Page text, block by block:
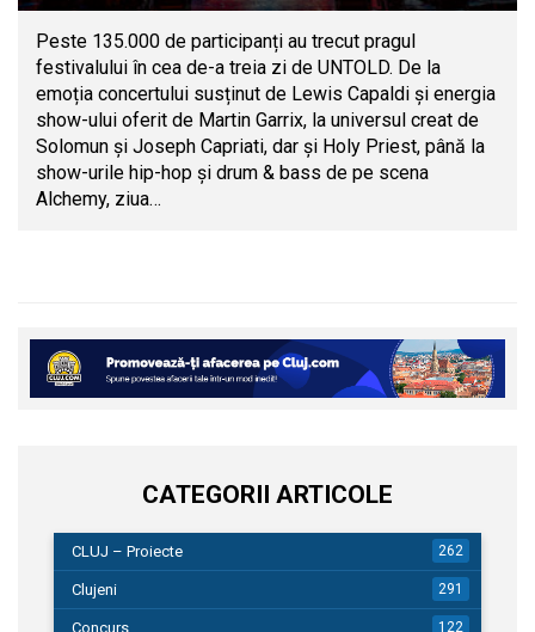
Peste 135.000 de participanți au trecut pragul
festivalului în cea de-a treia zi de UNTOLD. De la
emoția concertului susținut de Lewis Capaldi și energia
show-ului oferit de Martin Garrix, la universul creat de
Solomun și Joseph Capriati, dar și Holy Priest, până la
show-urile hip-hop și drum & bass de pe scena
Alchemy, ziua…
CATEGORII ARTICOLE
CLUJ – Proiecte 262
Clujeni 291
Concurs 122